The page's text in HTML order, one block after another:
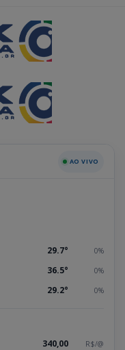
AO VIVO
29.7° 0%
36.5° 0%
29.2° 0%
340,00 R$/@